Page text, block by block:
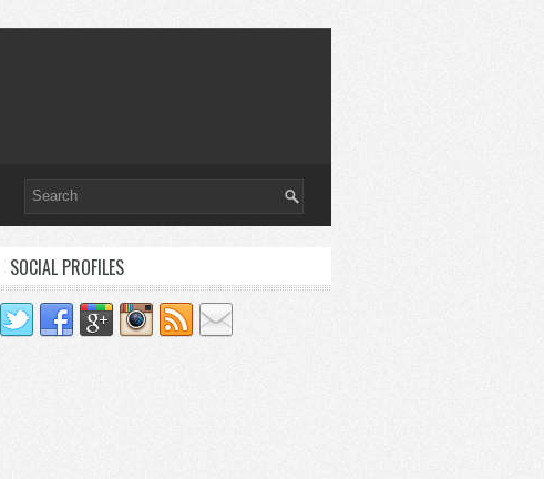
SOCIAL PROFILES